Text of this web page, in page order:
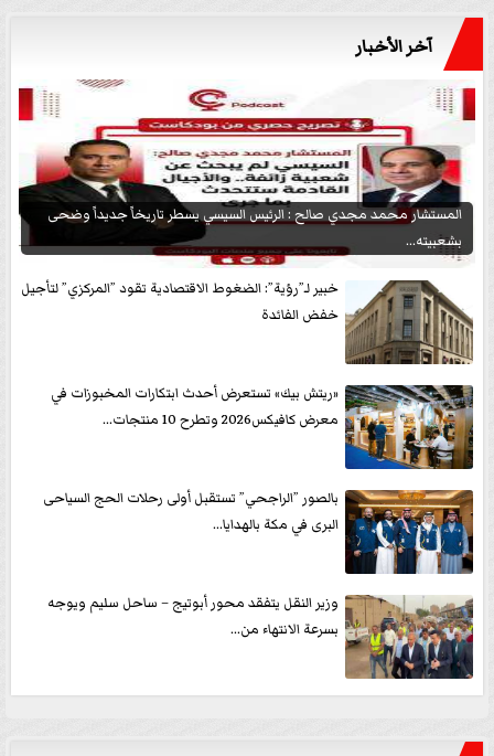
آخر الأخبار
المستشار محمد مجدي صالح : الرئيس السيسي يسطر تاريخاً جديداً وضحى
بشعبيته...
خبير لـ”رؤية”: الضغوط الاقتصادية تقود ”المركزي” لتأجيل
خفض الفائدة
«ريتش بيك» تستعرض أحدث ابتكارات المخبوزات في
معرض كافيكس2026 وتطرح 10 منتجات...
بالصور ”الراجحي” تستقبل أولى رحلات الحج السياحى
البرى في مكة بالهدايا...
وزير النقل يتفقد محور أبوتيج – ساحل سليم ويوجه
بسرعة الانتهاء من...